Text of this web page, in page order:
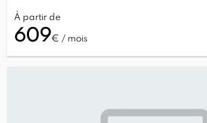
À partir de
609€ / mois